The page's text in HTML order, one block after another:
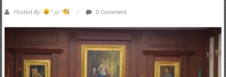
Posted By: ^ jo ^ 0 Comment